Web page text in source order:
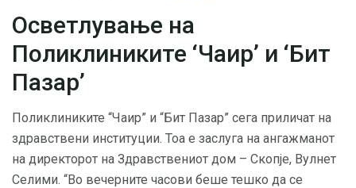
Осветлување на
Поликлиниките ‘Чаир’ и ‘Бит
Пазар’
Поликлиниките “Чаир” и “Бит Пазар” сега приличат на
здравствени институции. Тоа е заслуга на ангажманот
на директорот на Здравствениот дом – Скопје, Вулнет
Селими. “Во вечерните часови беше тешко да се